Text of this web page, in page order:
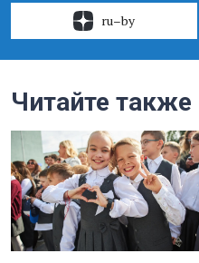
ru–by
Читайте также